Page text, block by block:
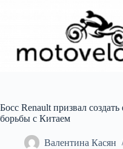
Босс Renault призвал
борьбы с Китаем
Валентина Касян